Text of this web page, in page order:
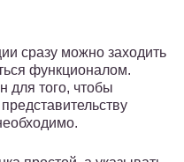
сразу можно заходить
функционалом.
для того, чтобы